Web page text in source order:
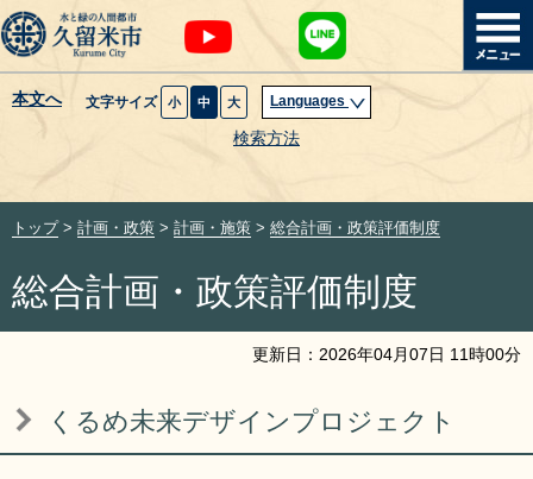
本文へ 文字サイズ 小 中 大 Languages
検索方法
暮らし・届出
健康・医療・福祉
観光魅力・イベント
計画・政策
トップ> 計画・政策 > 計画・施策 > 総合計画・政策評価制度
総合計画・政策評価制度
更新日： 2026年04月07日 11時00分
くるめ未来デザインプロジェクト